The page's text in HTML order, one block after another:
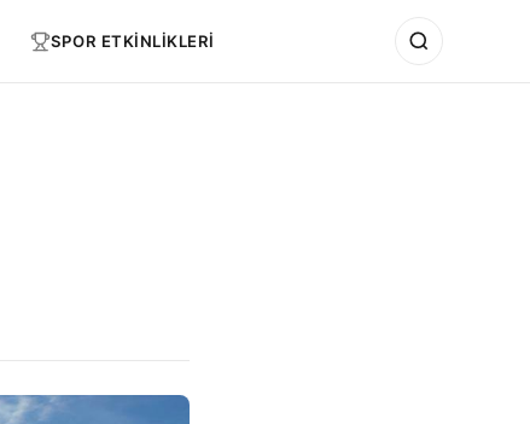
SPOR ETKİNLİKLERİ